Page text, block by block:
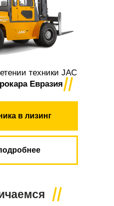
техники JAC
Евразия
в лизинг